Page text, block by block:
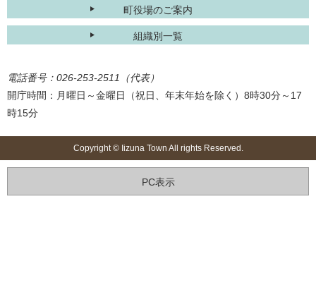
町役場のご案内
組織別一覧
電話番号：026-253-2511（代表）
開庁時間：月曜日～金曜日（祝日、年末年始を除く）8時30分～17
時15分
Copyright © Iizuna Town All rights Reserved.
PC表示